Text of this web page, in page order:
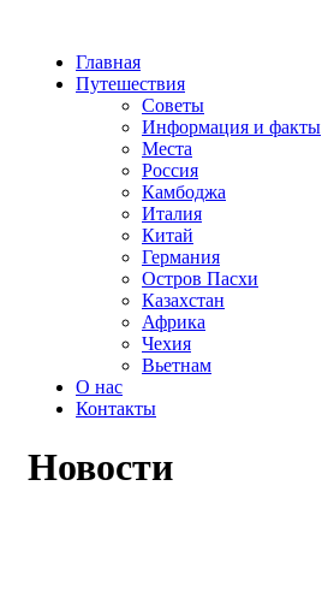
Главная
Путешествия
Советы
Информация и факты
Места
Россия
Камбоджа
Италия
Китай
Германия
Остров Пасхи
Казахстан
Африка
Чехия
Вьетнам
О нас
Контакты
Новости